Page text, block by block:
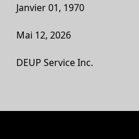
Janvier 01, 1970
Mai 12, 2026
DEUP Service Inc.